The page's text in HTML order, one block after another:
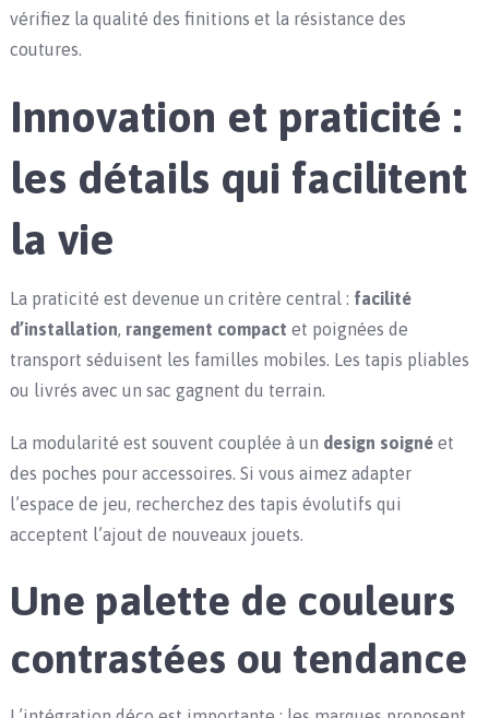
vérifiez la qualité des finitions et la résistance des
coutures.
Innovation et praticité :
les détails qui facilitent
la vie
La praticité est devenue un critère central : facilité
d’installation, rangement compact et poignées de
transport séduisent les familles mobiles. Les tapis pliables
ou livrés avec un sac gagnent du terrain.
La modularité est souvent couplée à un design soignéet
des poches pour accessoires. Si vous aimez adapter
l’espace de jeu, recherchez des tapis évolutifs qui
acceptent l’ajout de nouveaux jouets.
Une palette de couleurs
contrastées ou tendance